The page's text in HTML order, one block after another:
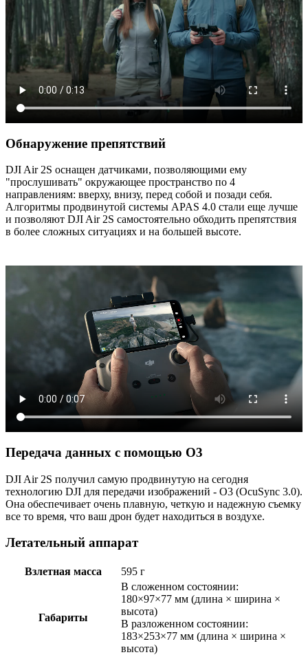
Обнаружение препятствий
DJI Air 2S оснащен датчиками, позволяющими ему
"прослушивать" окружающее пространство по 4
направлениям: вверху, внизу, перед собой и позади себя.
Алгоритмы продвинутой системы APAS 4.0 стали еще лучше
и позволяют DJI Air 2S самостоятельно обходить препятствия
в более сложных ситуациях и на большей высоте.
Передача данных с помощью O3
DJI Air 2S получил самую продвинутую на сегодня
технологию DJI для передачи изображений - O3 (OcuSync 3.0).
Она обеспечивает очень плавную, четкую и надежную съемку
все то время, что ваш дрон будет находиться в воздухе.
Летательный аппарат
Взлетная масса 595 г
Габариты
В сложенном состоянии:
180×97×77 мм (длина × ширина ×
высота)
В разложенном состоянии:
183×253×77 мм (длина × ширина ×
высота)